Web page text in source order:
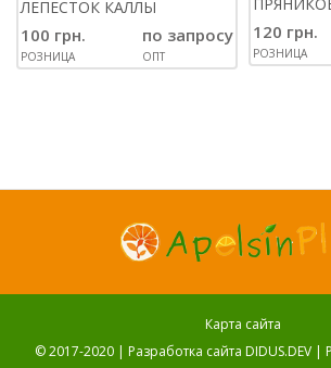
ЛЕПЕСТОК КАЛЛЫ
100 грн.
РОЗНИЦА
по запросу
ОПТ
120 грн.
РОЗНИЦА
Карта сайта
© 2017-2020 | Разработка сайта DIDUS.DEV |